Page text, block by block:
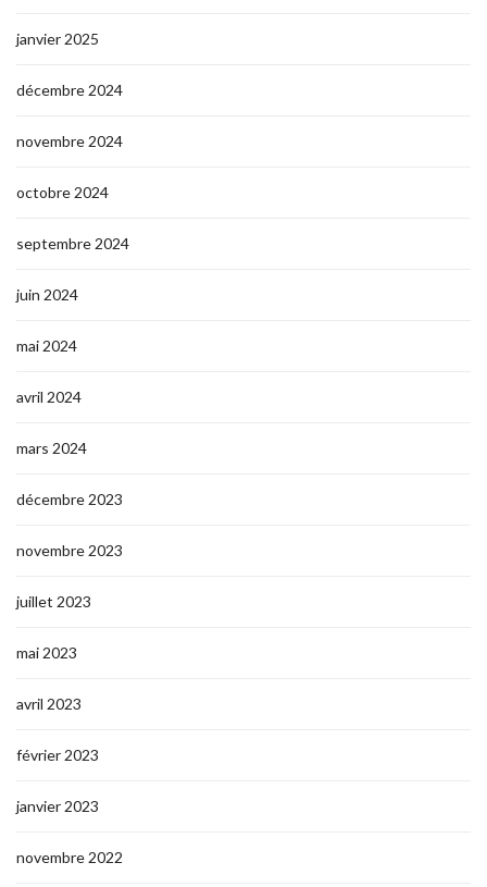
janvier 2025
décembre 2024
novembre 2024
octobre 2024
septembre 2024
juin 2024
mai 2024
avril 2024
mars 2024
décembre 2023
novembre 2023
juillet 2023
mai 2023
avril 2023
février 2023
janvier 2023
novembre 2022